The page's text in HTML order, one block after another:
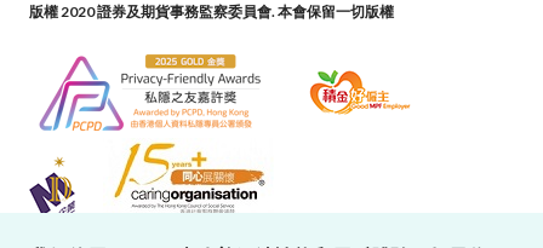
版權 2020 證券及期貨事務監察委員會. 本會保留一切版權